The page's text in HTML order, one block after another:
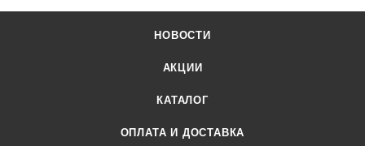
НОВОСТИ
АКЦИИ
КАТАЛОГ
ОПЛАТА И ДОСТАВКА